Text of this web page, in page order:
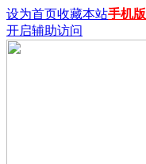
设为首页收藏本站手机版
开启辅助访问